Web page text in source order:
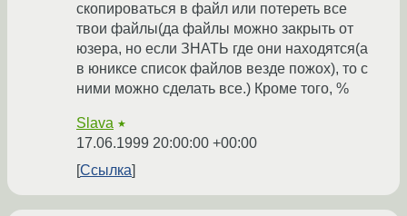
скопироваться в файл или потереть все
твои файлы(да файлы можно закрыть от
юзера, но если ЗНАТЬ где они находятся(а
в юниксе список файлов везде пожох), то с
ними можно сделать все.) Кроме того, %
Slava ★
17.06.1999 20:00:00 +00:00
Ссылка